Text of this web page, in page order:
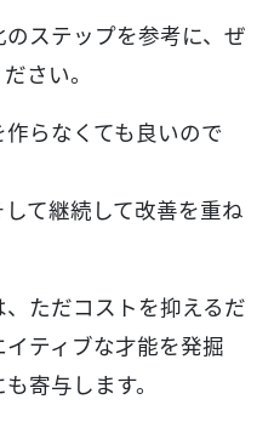
ステップを参考に、ぜ
さい。
らなくても良いので
て継続して改善を重ね
ただコストを抑えるだ
ティブな才能を発掘
寄与します。